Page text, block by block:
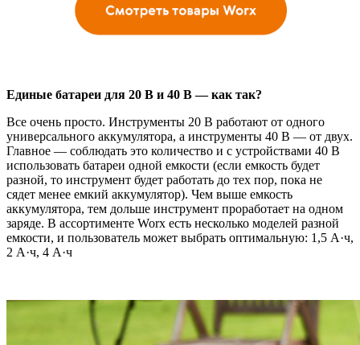
Единые батареи для 20 В и 40 В — как так?
Все очень просто. Инструменты 20 В работают от одного
универсального аккумулятора, а инструменты 40 В — от двух.
Главное — соблюдать это количество и с устройствами 40 В
использовать батареи одной емкости (если емкость будет
разной, то инструмент будет работать до тех пор, пока не
сядет менее емкий аккумулятор). Чем выше емкость
аккумулятора, тем дольше инструмент проработает на одном
заряде. В ассортименте Worx есть несколько моделей разной
емкости, и пользователь может выбрать оптимальную: 1,5 А·ч,
2 А·ч, 4 А·ч